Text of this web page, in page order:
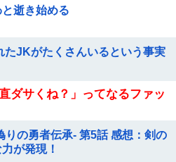
と逝き始める
たJKがたくさんいるという事実
ダサくね？」ってなるファッ
の勇者伝承- 第5話 感想：剣の
が発現！